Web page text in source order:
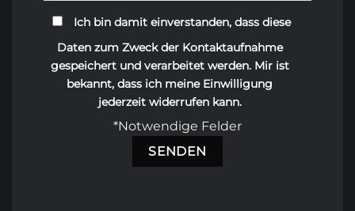
Ich bin damit einverstanden, dass diese
Daten zum Zweck der Kontaktaufnahme
gespeichert und verarbeitet werden. Mir ist
bekannt, dass ich meine Einwilligung
jederzeit widerrufen kann.
*Notwendige Felder